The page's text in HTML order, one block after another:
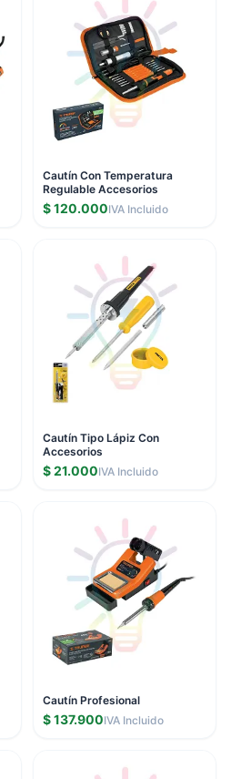
Cautín Con Temperatura
Regulable Accesorios
$ 120.000IVA Incluido
Cautín Tipo Lápiz Con
Accesorios
$ 21.000IVA Incluido
Cautín Profesional
$ 137.900IVA Incluido